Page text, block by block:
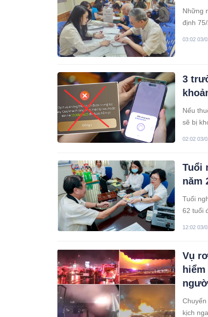
Những
định
03:02 03/
3
Nếu
sẽ bị
02:02 03/
Tuổi
năm
Tuổi
62 tuổi
12:02 03/
Vụ
kịch